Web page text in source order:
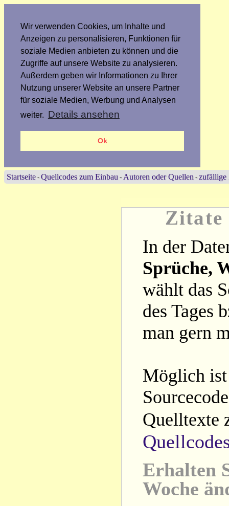
Wir verwenden Cookies, um Inhalte und
Anzeigen zu personalisieren, Funktionen für
soziale Medien anbieten zu können und die
Zugriffe auf unsere Website zu analysieren.
Außerdem geben wir Informationen zu Ihrer
Nutzung unserer Website an unsere Partner
für soziale Medien, Werbung und Analysen
weiter. Details ansehen
Ok
Startseite - Quellcodes zum Einbau - Autoren oder Quellen - zufällige
Zitate
In der
Sprüche,
wählt das
des Tages
man gern
Möglich ist
Quelltexte
Erhalten
Woche